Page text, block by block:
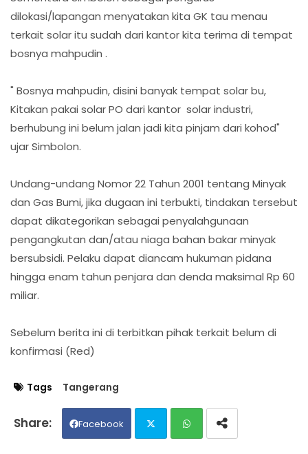
dilokasi/lapangan menyatakan kita GK tau menau
terkait solar itu sudah dari kantor kita terima di tempat
bosnya mahpudin .
" Bosnya mahpudin, disini banyak tempat solar bu,
Kitakan pakai solar PO dari kantor solar industri,
berhubung ini belum jalan jadi kita pinjam dari kohod"
ujar Simbolon.
Undang-undang Nomor 22 Tahun 2001 tentang Minyak
dan Gas Bumi, jika dugaan ini terbukti, tindakan tersebut
dapat dikategorikan sebagai penyalahgunaan
pengangkutan dan/atau niaga bahan bakar minyak
bersubsidi. Pelaku dapat diancam hukuman pidana
hingga enam tahun penjara dan denda maksimal Rp 60
miliar.
Sebelum berita ini di terbitkan pihak terkait belum di
konfirmasi (Red)
Tags Tangerang
Facebook